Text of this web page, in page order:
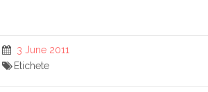
3 June 2011
Etichete